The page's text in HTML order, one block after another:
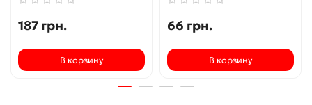
187 грн.
В корзину
66 грн.
В корзину